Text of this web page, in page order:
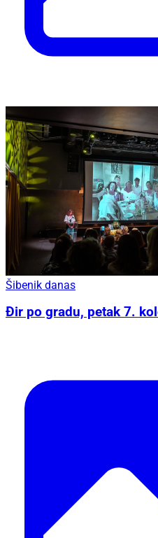
Šibenik danas
Đir po gradu, petak 7.